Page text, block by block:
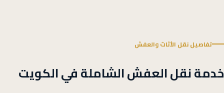
تفاصيل نقل الأثاث والعفش
خدمة نقل العفش الشاملة في الكويت